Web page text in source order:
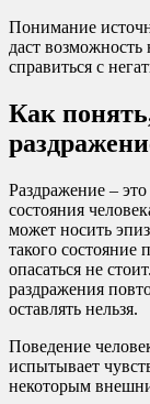
Понимание
даст
справиться с
Как
Раздражение –
состояния
может носить
такого состояние
опасаться не
раздражения
оставлять нельзя.
Поведение
испытывает
некоторым